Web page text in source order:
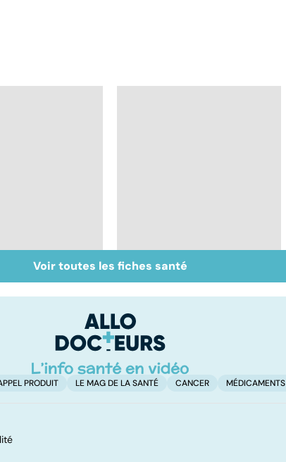
du sein :
!
Tout savoir sur les
infections
Voir toutes les fiches santé
PRODUIT LE MAG DE LA SANTÉ CANCER MÉDICAMENTS